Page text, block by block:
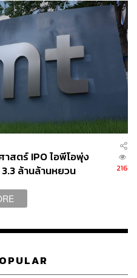
สตร์ IPO ไอพีโอพุ่ง
ล้านล้านหยวน
216